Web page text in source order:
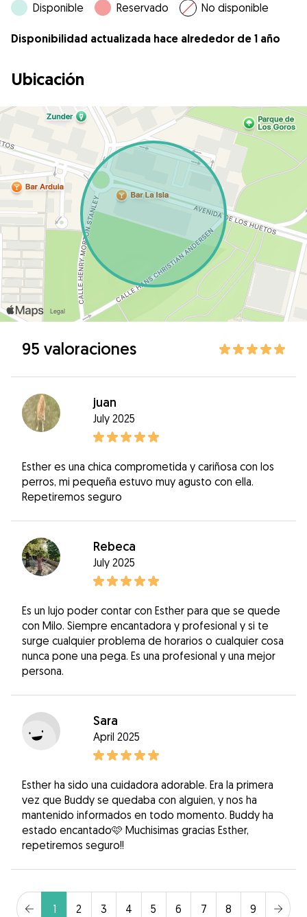
Disponible Reservado No disponible
Disponibilidad actualizada hace alrededor de 1 año
Ubicación
95 valoraciones
juan
July 2025
Esther es una chica comprometida y cariñosa con los
perros, mi pequeña estuvo muy agusto con ella.
Repetiremos seguro
Rebeca
July 2025
Es un lujo poder contar con Esther para que se quede
con Milo. Siempre encantadora y profesional y si te
surge cualquier problema de horarios o cualquier cosa
nunca pone una pega. Es una profesional y una mejor
persona.
Sara
April 2025
Esther ha sido una cuidadora adorable. Era la primera
vez que Buddy se quedaba con alguien, y nos ha
mantenido informados en todo momento. Buddy ha
estado encantado🩷 Muchisimas gracias Esther,
repetiremos seguro!!
1 2 3 4 5 6 7 8 9